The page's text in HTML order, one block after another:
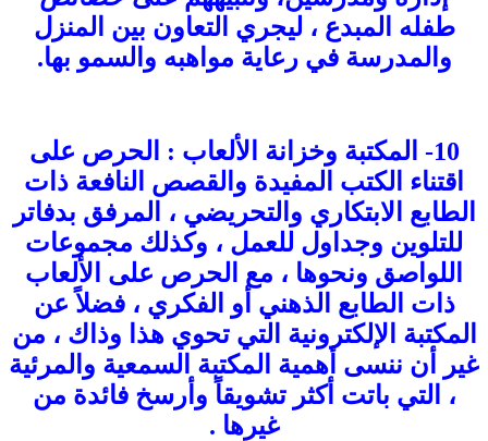
طفله المبدع ، ليجري التعاون بين المنزل
والمدرسة في رعاية مواهبه والسمو بها.
10- المكتبة وخزانة الألعاب : الحرص على
اقتناء الكتب المفيدة والقصص النافعة ذات
الطابع الابتكاري والتحريضي ، المرفق بدفاتر
للتلوين وجداول للعمل ، وكذلك مجموعات
اللواصق ونحوها ، مع الحرص على الألعاب
ذات الطابع الذهني أو الفكري ، فضلاً عن
المكتبة الإلكترونية التي تحوي هذا وذاك ، من
غير أن ننسى أهمية المكتبة السمعية والمرئية
، التي باتت أكثر تشويقاً وأرسخ فائدة من
غيرها .